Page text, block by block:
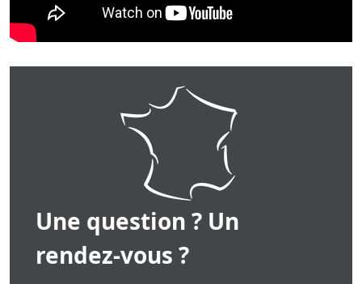
Une question ? Un
rendez-vous ?